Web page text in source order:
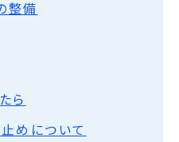
整備
ら
めについて